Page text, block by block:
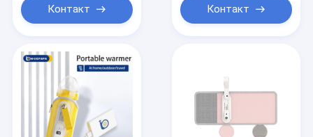
Контакт Контакт